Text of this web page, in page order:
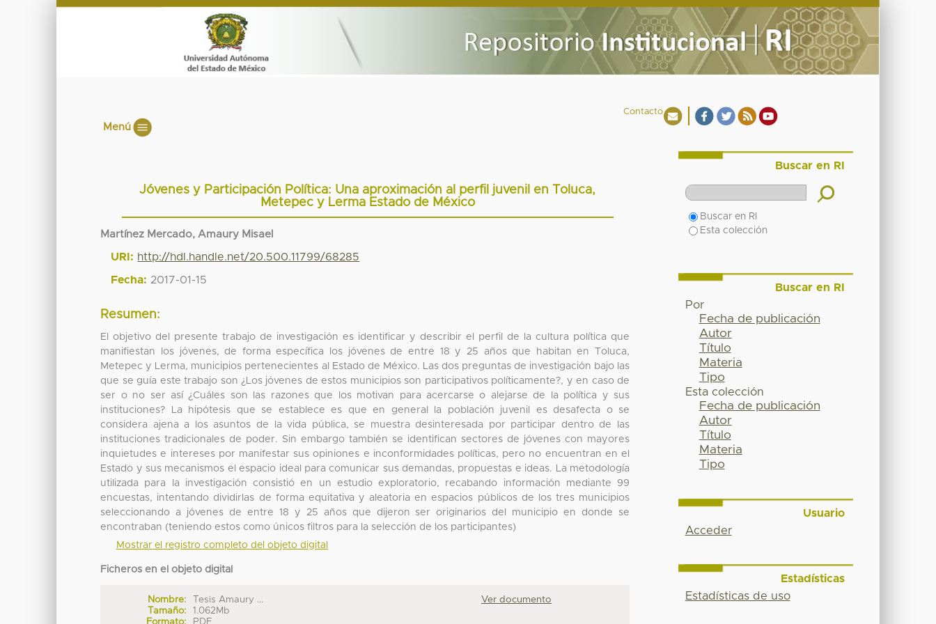
Contacto
Menú
Jóvenes y Participación Política: Una aproximación al perfil juvenil en Toluca,
Metepec y Lerma Estado de México
Martínez Mercado, Amaury Misael
URI: http://hdl.handle.net/20.500.11799/68285
Fecha: 2017-01-15
Resumen:
El objetivo del presente trabajo de investigación es identificar y describir el perfil de la cultura política que
manifiestan los jóvenes, de forma específica los jóvenes de entre 18 y 25 años que habitan en Toluca,
Metepec y Lerma, municipios pertenecientes al Estado de México. Las dos preguntas de investigación bajo las
que se guía este trabajo son ¿Los jóvenes de estos municipios son participativos políticamente?, y en caso de
ser o no ser así ¿Cuáles son las razones que los motivan para acercarse o alejarse de la política y sus
instituciones? La hipótesis que se establece es que en general la población juvenil es desafecta o se
considera ajena a los asuntos de la vida pública, se muestra desinteresada por participar dentro de las
instituciones tradicionales de poder. Sin embargo también se identifican sectores de jóvenes con mayores
inquietudes e intereses por manifestar sus opiniones e inconformidades políticas, pero no encuentran en el
Estado y sus mecanismos el espacio ideal para comunicar sus demandas, propuestas e ideas. La metodología
utilizada para la investigación consistió en un estudio exploratorio, recabando información mediante 99
encuestas, intentando dividirlas de forma equitativa y aleatoria en espacios públicos de los tres municipios
seleccionando a jóvenes de entre 18 y 25 años que dijeron ser originarios del municipio en donde se
encontraban (teniendo estos como únicos filtros para la selección de los participantes)
Mostrar el registro completo del objeto digital
Ficheros en el objeto digital
Nombre:
Tesis Amaury ...
Tamaño:
1.062Mb
Ver documento
Buscar en RI
Buscar en RI
Esta colección
Buscar en RI
Por
Fecha de publicación
Autor
Título
Materia
Tipo
Esta colección
Fecha de publicación
Autor
Título
Materia
Tipo
Usuario
Acceder
Estadísticas
Estadísticas de uso